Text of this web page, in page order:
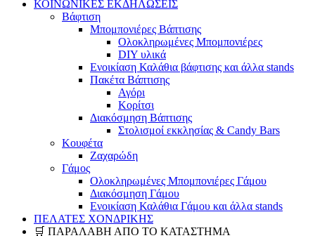
ΚΟΙΝΩΝΙΚΕΣ ΕΚΔΗΛΩΣΕΙΣ
Βάφτιση
Μπομπονιέρες Βάπτισης
Ολοκληρωμένες Μπομπονιέρες
DIY υλικά
Ενοικίαση Καλάθια βάφτισης και άλλα stands
Πακέτα Βάπτισης
Αγόρι
Κορίτσι
Διακόσμηση Βάπτισης
Στολισμοί εκκλησίας & Candy Bars
Κουφέτα
Ζαχαρώδη
Γάμος
Ολοκληρωμένες Μπομπονιέρες Γάμου
Διακόσμηση Γάμου
Ενοικίαση Καλάθια Γάμου και άλλα stands
ΠΕΛΑΤΕΣ ΧΟΝΔΡΙΚΗΣ
🛒 ΠΑΡΑΛΑΒΗ ΑΠΟ ΤΟ ΚΑΤΑΣΤΗΜΑ